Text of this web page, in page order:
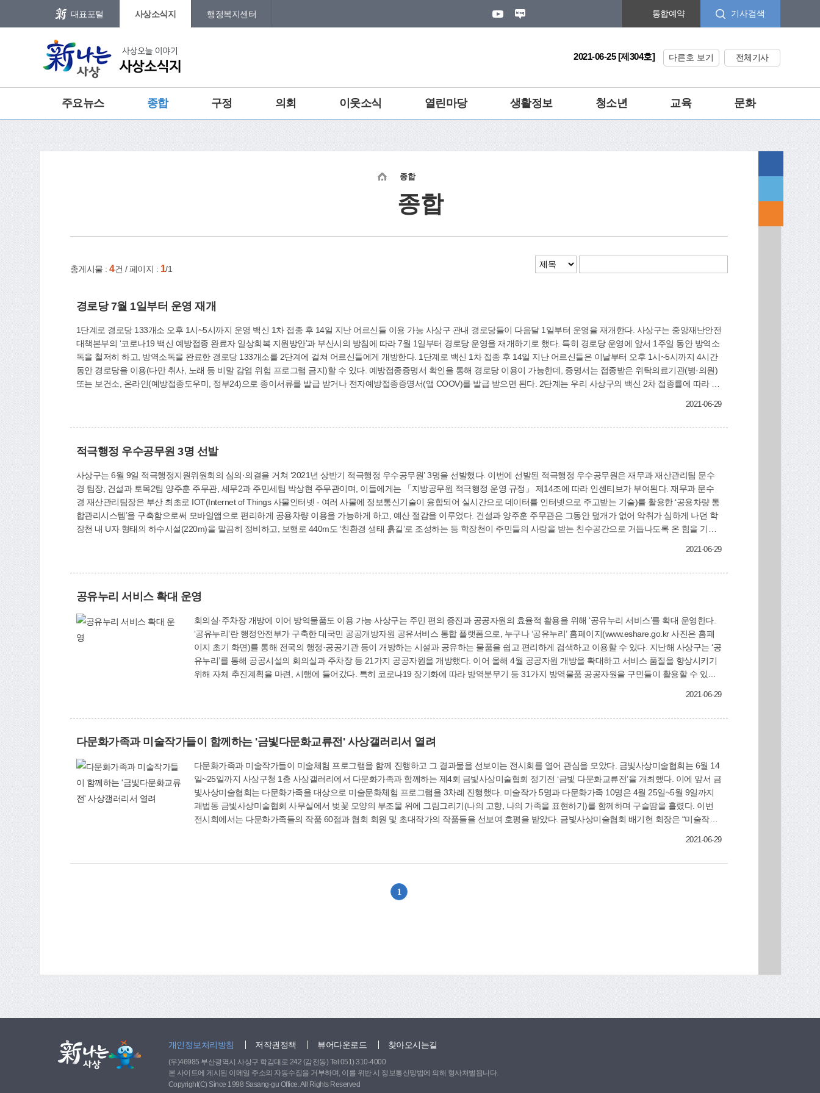
메인메뉴 바로가기
대표포털 사상소식지 행정복지센터 통합예약 기사검색
2021-06-25 [제304호] 다른호 보기 전체기사
주요뉴스 종합 구정 의회 이웃소식 열린마당 생활정보 청소년 교육 문화
종합
종합
총게시물 : 4건 / 페이지 : 1/1
경로당 7월 1일부터 운영 재개
1단계로 경로당 133개소 오후 1시~5시까지 운영 백신 1차 접종 후 14일 지난 어르신들 이용 가능 사상구 관내 경로당들이 다음달 1일부터 운영을 재개한다. 사상구는 중앙재난안전
대책본부의 ‘코로나19 백신 예방접종 완료자 일상회복 지원방안’과 부산시의 방침에 따라 7월 1일부터 경로당 운영을 재개하기로 했다. 특히 경로당 운영에 앞서 1주일 동안 방역소
독을 철저히 하고, 방역소독을 완료한 경로당 133개소를 2단계에 걸쳐 어르신들에게 개방한다. 1단계로 백신 1차 접종 후 14일 지난 어르신들은 이날부터 오후 1시~5시까지 4시간
동안 경로당을 이용(다만 취사, 노래 등 비말 감염 위험 프로그램 금지)할 수 있다. 예방접종증명서 확인을 통해 경로당 이용이 가능한데, 증명서는 접종받은 위탁의료기관(병·의원)
또는 보건소, 온라인(예방접종도우미, 정부24)으로 종이서류를 발급 받거나 전자예방접종증명서(앱 COOV)를 발급 받으면 된다. 2단계는 우리 사상구의 백신 2차 접종률에 따라 시
2021-06-29
적극행정 우수공무원 3명 선발
사상구는 6월 9일 적극행정지원위원회의 심의·의결을 거쳐 ‘2021년 상반기 적극행정 우수공무원’ 3명을 선발했다. 이번에 선발된 적극행정 우수공무원은 재무과 재산관리팀 문수
경 팀장, 건설과 토목2팀 양주훈 주무관, 세무2과 주민세팀 박상현 주무관이며, 이들에게는 「지방공무원 적극행정 운영 규정」 제14조에 따라 인센티브가 부여된다. 재무과 문수
경 재산관리팀장은 부산 최초로 IOT(Internet of Things 사물인터넷 - 여러 사물에 정보통신기술이 융합되어 실시간으로 데이터를 인터넷으로 주고받는 기술)를 활용한 ‘공용차량 통
합관리시스템’을 구축함으로써 모바일앱으로 편리하게 공용차량 이용을 가능하게 하고, 예산 절감을 이루었다. 건설과 양주훈 주무관은 그동안 덮개가 없어 악취가 심하게 나던 학
장천 내 U자 형태의 하수시설(220m)을 말끔히 정비하고, 보행로 440m도 ‘친환경 생태 흙길’로 조성하는 등 학장천이 주민들의 사랑을 받는 친수공간으로 거듭나도록 온 힘을 기울
2021-06-29
공유누리 서비스 확대 운영
회의실·주차장 개방에 이어 방역물품도 이용 가능 사상구는 주민 편의 증진과 공공자원의 효율적 활용을 위해 ‘공유누리 서비스’를 확대 운영한다.
‘공유누리’란 행정안전부가 구축한 대국민 공공개방자원 공유서비스 통합 플랫폼으로, 누구나 ‘공유누리’ 홈페이지(www.eshare.go.kr 사진은 홈페
이지 초기 화면)를 통해 전국의 행정·공공기관 등이 개방하는 시설과 공유하는 물품을 쉽고 편리하게 검색하고 이용할 수 있다. 지난해 사상구는 ‘공
유누리’를 통해 공공시설의 회의실과 주차장 등 21가지 공공자원을 개방했다. 이어 올해 4월 공공자원 개방을 확대하고 서비스 품질을 향상시키기
위해 자체 추진계획을 마련, 시행에 들어갔다. 특히 코로나19 장기화에 따라 방역분무기 등 31가지 방역물품 공공자원을 구민들이 활용할 수 있도
2021-06-29
다문화가족과 미술작가들이 함께하는 '금빛다문화교류전' 사상갤러리서 열려
다문화가족과 미술작가들이 미술체험 프로그램을 함께 진행하고 그 결과물을 선보이는 전시회를 열어 관심을 모았다. 금빛사상미술협회는 6월 14
일~25일까지 사상구청 1층 사상갤러리에서 다문화가족과 함께하는 제4회 금빛사상미술협회 정기전 ‘금빛 다문화교류전’을 개최했다. 이에 앞서 금
빛사상미술협회는 다문화가족을 대상으로 미술문화체험 프로그램을 3차례 진행했다. 미술작가 5명과 다문화가족 10명은 4월 25일~5월 9일까지
괘법동 금빛사상미술협회 사무실에서 벚꽃 모양의 부조물 위에 그림그리기(나의 고향, 나의 가족을 표현하기)를 함께하며 구슬땀을 흘렸다. 이번
전시회에서는 다문화가족들의 작품 60점과 협회 회원 및 초대작가의 작품들을 선보여 호평을 받았다. 금빛사상미술협회 배기현 회장은 “미술작가
2021-06-29
1
개인정보처리방침 저작권정책 뷰어다운로드 찾아오시는길
(우)46985 부산광역시 사상구 학감대로 242 (감전동) Tel 051) 310-4000
본 사이트에 게시된 이메일 주소의 자동수집을 거부하며, 이를 위반 시 정보통신망법에 의해 형사처벌됩니다.
Copyright(C) Since 1998 Sasang-gu Office. All Rights Reserved